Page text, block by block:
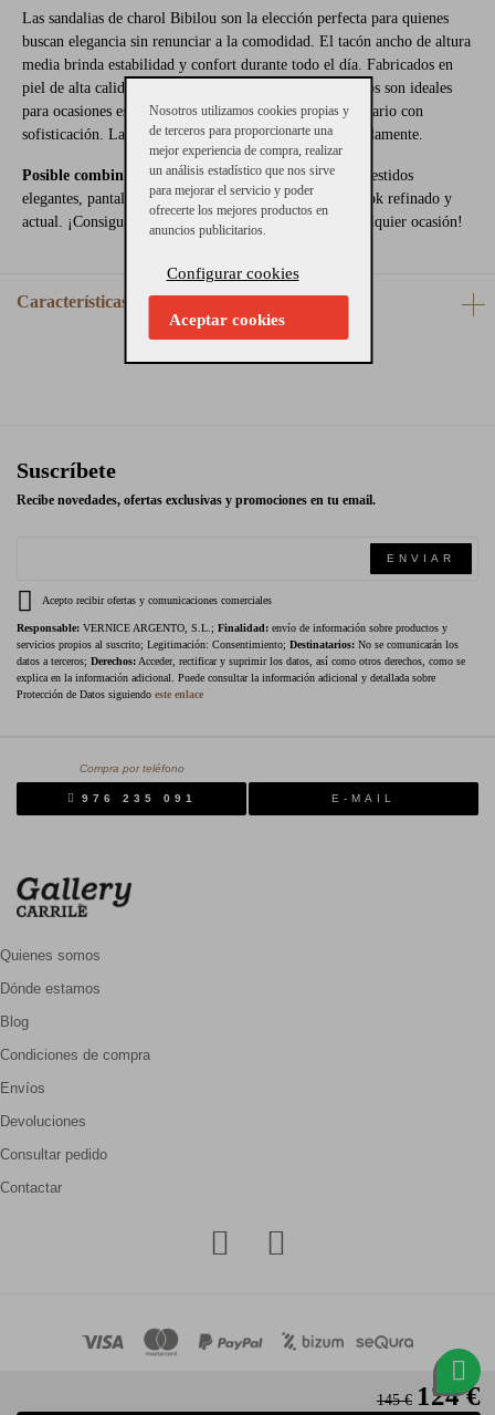
145 € 124 €
Las sandalias de charol Bibilou son la elección perfecta para quienes
buscan elegancia sin renunciar a la comodidad. El tacón ancho de altura
media brinda estabilidad y confort durante todo el día. Fabricados en
piel de alta calidad con acabado metalizado, estos zapatos son ideales
para ocasiones especiales o para elevar cualquier look diario con
sofisticación. La altura de tacón es de 4,5 cm aproximadamente.
Posible combinaciones:Perfectos para combinar con vestidos
elegantes, pantalones de pinzas o faldas midi para un look refinado y
actual. ¡Consigue los tuyos ahora y luce elegante en cualquier ocasión!
Características
Suscríbete
Recibe novedades, ofertas exclusivas y promociones en tu email.
ENVIAR
Acepto recibir ofertas y comunicaciones comerciales
Responsable: VERNICE ARGENTO, S.L.; Finalidad: envío de información sobre productos y
servicios propios al suscrito; Legitimación: Consentimiento; Destinatarios: No se comunicarán los
datos a terceros; Derechos: Acceder, rectificar y suprimir los datos, así como otros derechos, como se
explica en la información adicional. Puede consultar la información adicional y detallada sobre
Protección de Datos siguiendo este enlace
Compra por teléfono
976 235 091 E-MAIL
Quienes somos
Dónde estamos
Blog
Condiciones de compra
Envíos
Devoluciones
Consultar pedido
Contactar
Nosotros utilizamos cookies propias y
de terceros para proporcionarte una
mejor experiencia de compra, realizar
un análisis estadístico que nos sirve
para mejorar el servicio y poder
ofrecerte los mejores productos en
anuncios publicitarios.
Configurar cookies
Aceptar cookies